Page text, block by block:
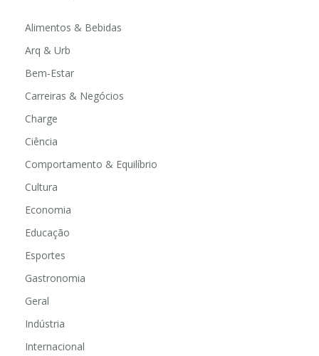
Alimentos & Bebidas
Arq & Urb
Bem-Estar
Carreiras & Negócios
Charge
Ciência
Comportamento & Equilíbrio
Cultura
Economia
Educação
Esportes
Gastronomia
Geral
Indústria
Internacional